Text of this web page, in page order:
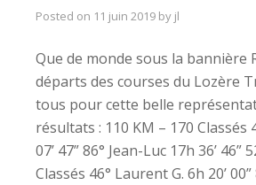
Posted on 11 juin 2019 by jl
Que de monde sous la bannière
départs des courses du Lozère
tous pour cette belle
résultats : 110 KM – 170 Classés
07’ 47” 86° Jean-Luc 17h 36’ 46”
Classés 46° Laurent G. 6h 20’